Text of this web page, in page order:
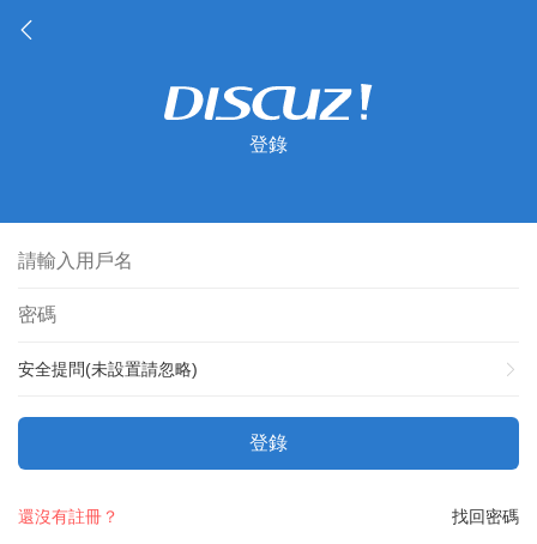
登錄
安全提問(未設置請忽略)
登錄
找回密碼
還沒有註冊？